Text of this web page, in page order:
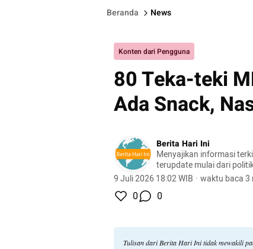
Beranda News
Konten dari Pengguna
80 Teka-teki
Ada Snack,
Berita Hari Ini
Menyajikan informasi
terupdate mulai dari
lifestyle, dan masih
9 Juli 2026 18:02 WIB · waktu baca 3
0 0
Tulisan dari Berita Hari Ini tidak mewakili